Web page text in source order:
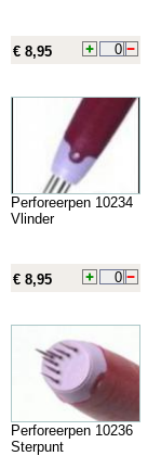
€ 8,95
Perforeerpen 10234
Vlinder
€ 8,95
Perforeerpen 10236
Sterpunt